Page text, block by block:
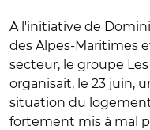
A l'initiative de
des Alpes-Maritimes
secteur, le groupe
organisait, le 23 juin,
situation du
fortement mis à mal